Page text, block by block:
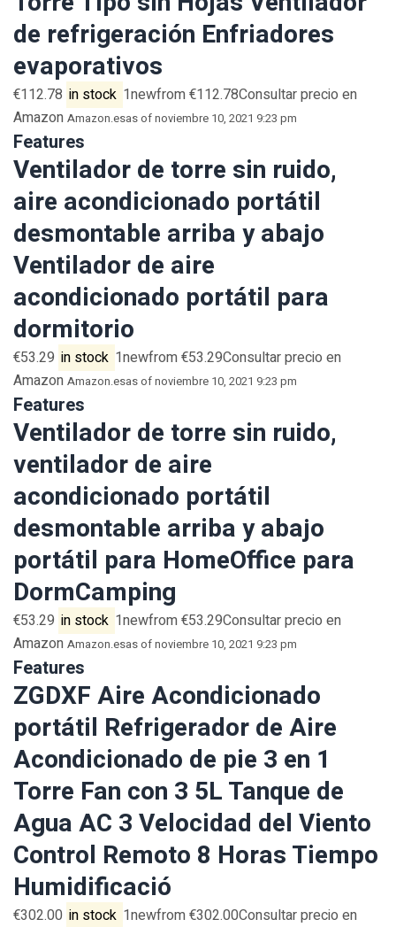
de refrigeración Enfriadores
evaporativos
€112.78 in stock 1newfrom €112.78Consultar precio en
Amazon Amazon.esas of noviembre 10, 2021 9:23 pm
Features
Ventilador de torre sin ruido,
aire acondicionado portátil
desmontable arriba y abajo
Ventilador de aire
acondicionado portátil para
dormitorio
€53.29 in stock 1newfrom €53.29Consultar precio en
Amazon Amazon.esas of noviembre 10, 2021 9:23 pm
Features
Ventilador de torre sin ruido,
ventilador de aire
acondicionado portátil
desmontable arriba y abajo
portátil para HomeOffice para
DormCamping
€53.29 in stock 1newfrom €53.29Consultar precio en
Amazon Amazon.esas of noviembre 10, 2021 9:23 pm
Features
ZGDXF Aire Acondicionado
portátil Refrigerador de Aire
Acondicionado de pie 3 en 1
Torre Fan con 3 5L Tanque de
Agua AC 3 Velocidad del Viento
Control Remoto 8 Horas Tiempo
Humidificació
€302.00 in stock 1newfrom €302.00Consultar precio en